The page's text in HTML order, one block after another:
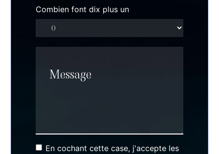
Combien font dix plus un
En cochant cette case, j'accepte les